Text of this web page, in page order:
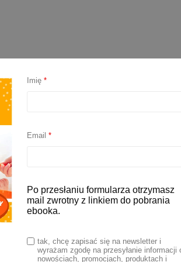
ale bardzo wartościowe
Imię *
Email *
Po przesłaniu formularza otrzymasz
mail zwrotny z linkiem do pobrania
ebooka.
tak, chcę zapisać się na newsletter i
wyrażam zgodę na przesyłanie informacji
nowościach, promocjach, produktach i